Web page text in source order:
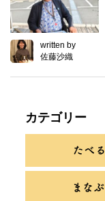
written by
佐藤沙織
カテゴリー